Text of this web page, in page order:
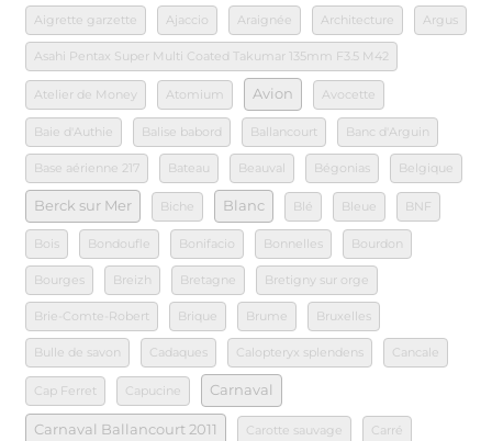
Aigrette garzette Ajaccio Araignée Architecture Argus
Asahi Pentax Super Multi Coated Takumar 135mm F3.5 M42
Atelier de Money Atomium Avion Avocette
Baie d'Authie Balise babord Ballancourt Banc d'Arguin
Base aérienne 217 Bateau Beauval Bégonias Belgique
Berck sur Mer Biche Blanc Blé Bleue BNF
Bois Bondoufle Bonifacio Bonnelles Bourdon
Bourges Breizh Bretagne Bretigny sur orge
Brie-Comte-Robert Brique Brume Bruxelles
Bulle de savon Cadaques Calopteryx splendens Cancale
Cap Ferret Capucine Carnaval
Carnaval Ballancourt 2011 Carotte sauvage Carré